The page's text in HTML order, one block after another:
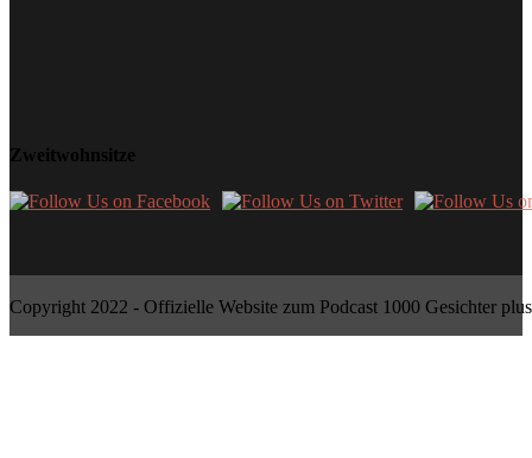
Zweitwohnsitze
Copyright 2022 - Offizielle Website zum Podcast 1000 Gesichter